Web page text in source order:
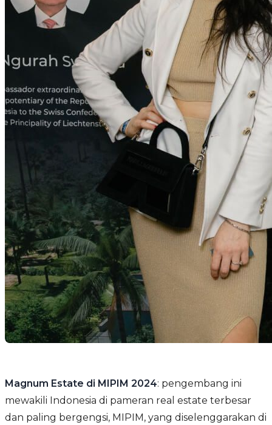
Magnum Estate di MIPIM 2024: pengembang ini
mewakili Indonesia di pameran real estate terbesar
dan paling bergengsi, MIPIM, yang diselenggarakan di